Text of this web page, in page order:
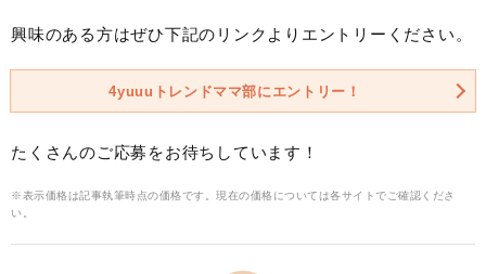
興味のある方はぜひ下記のリンクよりエントリーください。
4yuuuトレンドママ部にエントリー！
たくさんのご応募をお待ちしています！
※表示価格は記事執筆時点の価格です。現在の価格については各サイトでご確認くださ
い。